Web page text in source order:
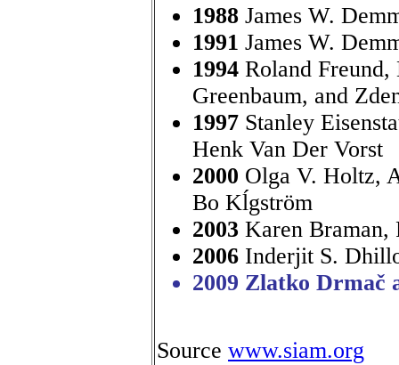
1988 James W.
1991 James W.
1994 Roland
Greenbaum, and
1997 Stanley
Henk Van Der Vorst
2000 Olga V. Holtz,
Bo Kĺgström
2003 Karen Braman,
2006 Inderjit S.
2009 Zlatko Drmač
Source www.siam.org